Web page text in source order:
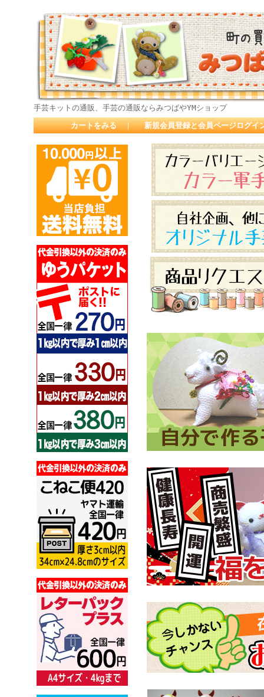
手芸キットの通販、手芸の通販ならみつばやYMショップ
カートをみる ｜ 新規会員登録と会員ページログイ